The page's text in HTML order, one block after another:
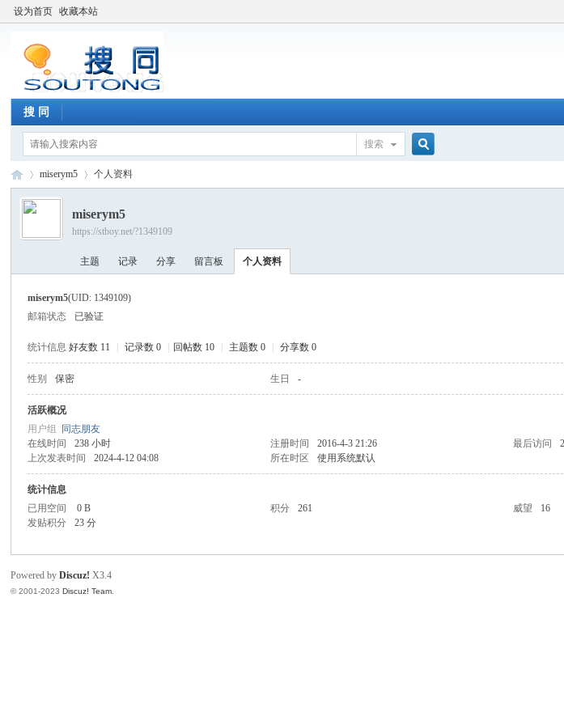
设为首页 收藏本站
搜 同
搜索
›
miserym5 个人资料
miserym5
https://stboy.net/?1349109
主题 记录 分享 留言板 个人资料
miserym5(UID: 1349109)
邮箱状态
已验证
统计信息 好友数 11 记录数 0 回帖数 10 主题数 0 分享数 0
性别 保密 生日 -
活跃概况
用户组
同志朋友
在线时间
238 小时 注册时间 2016-4-3 21:26 最后访问
上次发表时间
2024-4-12 04:08 所在时区 使用系统默认
统计信息
已用空间
0 B 积分 261 威望 16
发贴积分
23 分
Powered byDiscuz! X3.4
© 2001-2023Discuz! Team